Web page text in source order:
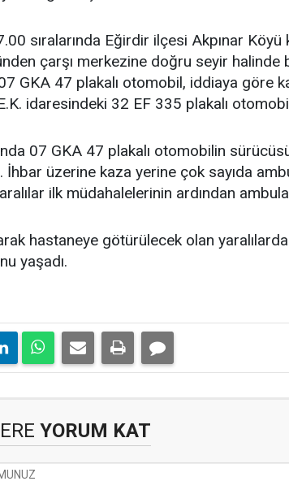
sıralarında Eğirdir ilçesi Akpınar
çarşı merkezine doğru seyir halinde
GKA 47 plakalı otomobil, iddiaya göre
idaresindeki 32 EF 335 plakalı
07 GKA 47 plakalı otomobilin
İhbar üzerine kaza yerine çok sayıda
ilk müdahalelerinin ardından
hastaneye götürülecek olan
yaşadı.
YORUM KAT